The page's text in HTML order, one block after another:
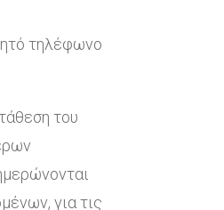
τηλέφωνο
του
για τις